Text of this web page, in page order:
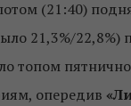
(21:40)
21,3%/22,8%)
топом
опередив